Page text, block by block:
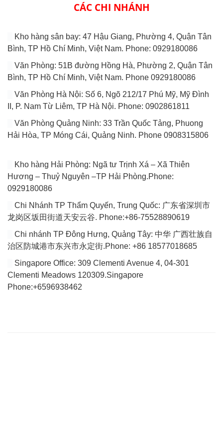
CÁC CHI NHÁNH
Kho hàng sân bay: 47 Hậu Giang, Phường 4, Quận Tân
Bình, TP Hồ Chí Minh, Việt Nam. Phone: 0929180086
Văn Phòng: 51B đường Hồng Hà, Phường 2, Quận Tân
Bình, TP Hồ Chí Minh, Việt Nam. Phone 0929180086
Văn Phòng Hà Nội: Số 6, Ngõ 212/17 Phú Mỹ, Mỹ Đình
II, P. Nam Từ Liêm, TP Hà Nội. Phone: 0902861811
Văn Phòng Quảng Ninh: 33 Trần Quốc Tảng, Phuong
Hải Hòa, TP Móng Cái, Quảng Ninh. Phone 0908315806
Kho hàng Hải Phòng: Ngã tư Trịnh Xá – Xã Thiên
Hương – Thuỷ Nguyên –TP Hải Phòng.Phone:
0929180086
Chi Nhánh TP Thẩm Quyến, Trung Quốc: 广东省深圳市
龙岗区坂田街道天安云谷. Phone:+86-75528890619
Chi nhánh TP Đông Hưng, Quảng Tây: 中华 广西壮族自
治区防城港市东兴市永定街.Phone: +86 18577018685
Singapore Office: 309 Clementi Avenue 4, 04-301
Clementi Meadows 120309.Singapore
Phone:+6596938462